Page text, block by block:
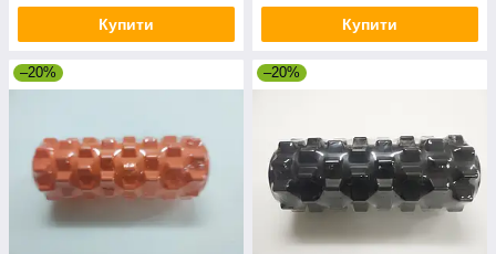
Купити Купити
–20% –20%